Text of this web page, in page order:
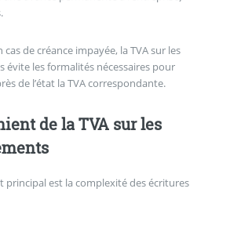
cas de créance impayée, la TVA sur les
évite les formalités nécessaires pour
de l’état la TVA correspondante.
de la TVA sur les
principal est la complexité des écritures